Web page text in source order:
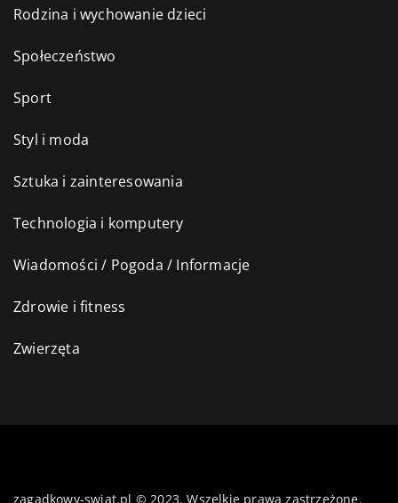
Rodzina i wychowanie dzieci
Społeczeństwo
Sport
Styl i moda
Sztuka i zainteresowania
Technologia i komputery
Wiadomości / Pogoda / Informacje
Zdrowie i fitness
Zwierzęta
zagadkowy-swiat.pl © 2023. Wszelkie prawa zastrzeżone.